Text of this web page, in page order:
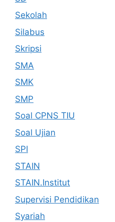
Sekolah
Silabus
Skripsi
SMA
SMK
SMP
Soal CPNS TIU
Soal Ujian
SPI
STAIN
STAIN.Institut
Supervisi Pendidikan
Syariah